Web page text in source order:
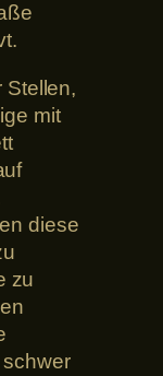
Stellen,
mit
diese
zu